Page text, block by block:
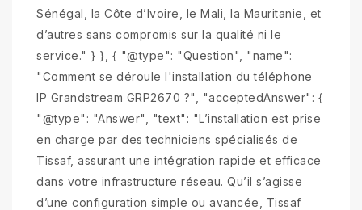
Sénégal, la Côte d’Ivoire, le Mali, la Mauritanie, et
d’autres sans compromis sur la qualité ni le
service." } }, { "@type": "Question", "name":
"Comment se déroule l'installation du téléphone
IP Grandstream GRP2670 ?", "acceptedAnswer": {
"@type": "Answer", "text": "L’installation est prise
en charge par des techniciens spécialisés de
Tissaf, assurant une intégration rapide et efficace
dans votre infrastructure réseau. Qu’il s’agisse
d’une configuration simple ou avancée, Tissaf